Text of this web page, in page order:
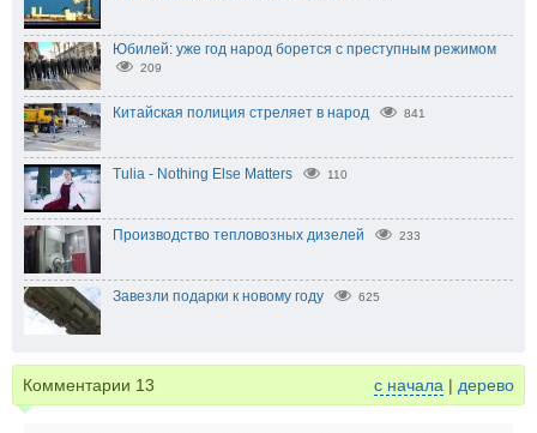
Юбилей: уже год народ борется с преступным режимом
209
Китайская полиция стреляет в народ 841
Tulia - Nothing Else Matters 110
Производство тепловозных дизелей 233
Завезли подарки к новому году 625
Комментарии 13 с начала | дерево